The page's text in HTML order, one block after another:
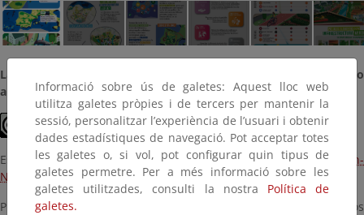
La Geología de los Parques Nacionales, un laboratorio geológico
al aire libre
Esta obra está bajo unaLicencia Creative Commons Atribución-
NoComercial-SinDerivadas 4.0 Internacional
Puede ser descargada y autoeditada (permite la impresión de los
Informació sobre ús de galetes: Aquest lloc web
utilitza galetes pròpies i de tercers per mantenir la
sessió, personalitzar l’experiència de l’usuari i obtenir
dades estadístiques de navegació. Pot acceptar totes
les galetes o, si vol, pot configurar quin tipus de
galetes permetre. Per a més informació sobre les
galetes utilitzades, consulti la nostra Política de
galetes.